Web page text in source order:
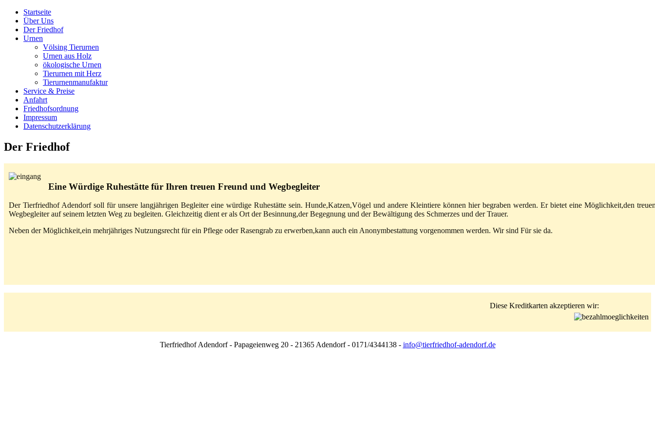
Startseite
Über Uns
Der Friedhof
Urnen
Völsing Tierurnen
Urnen aus Holz
ökologische Urnen
Tierurnen mit Herz
Tierurnenmanufaktur
Service & Preise
Anfahrt
Friedhofsordnung
Impressum
Datenschutzerklärung
Der Friedhof
Eine Würdige Ruhestätte für Ihren treuen Freund und Wegbegleiter
Der Tierfriedhof Adendorf soll für unsere langjährigen Begleiter eine würdige Ruhestätte sein. Hunde,Katzen,Vögel und andere Kleintiere können hier begraben werden. Er bietet eine Möglichkeit,den
Wegbegleiter auf seinem letzten Weg zu begleiten. Gleichzeitig dient er als Ort der Besinnung,der Begegnung und der Bewältigung des Schmerzes und der Trauer.
Neben der Möglichkeit,ein mehrjähriges Nutzungsrecht für ein Pflege oder Rasengrab zu erwerben,kann auch ein Anonymbestattung vorgenommen werden. Wir sind Für sie da.
Diese Kreditkarten akzeptieren wir:
Tierfriedhof Adendorf - Papageienweg 20 - 21365 Adendorf - 0171/4344138 - info@tierfriedhof-adendorf.de